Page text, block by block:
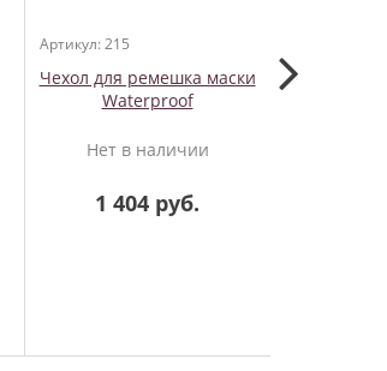
Артикул: 215
Чехол для ремешка маски
Waterproof
Нет в наличии
1 404 руб.